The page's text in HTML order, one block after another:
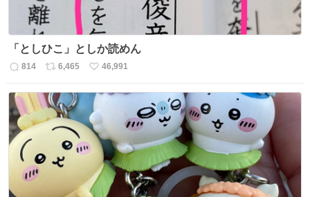
「としひこ」としか読めん
返
数
814
リ
ス
ト
数
6,465
い
ね
数
46,991